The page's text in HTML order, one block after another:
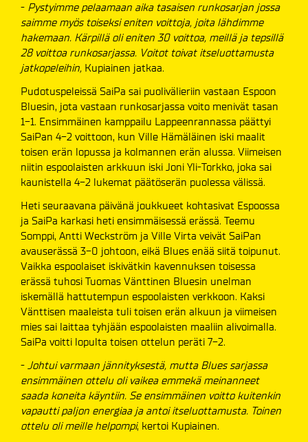
- Pystyimme pelaamaan aika tasaisen runkosarjan jossa
saimme myös toiseksi eniten voittoja, joita lähdimme
hakemaan. Kärpillä oli eniten 30 voittoa, meillä ja tepsillä
28 voittoa runkosarjassa. Voitot toivat itseluottamusta
jatkopeleihin, Kupiainen jatkaa.
Pudotuspeleissä SaiPa sai puolivälieriin vastaan Espoon
Bluesin, jota vastaan runkosarjassa voito menivät tasan
1-1. Ensimmäinen kamppailu Lappeenrannassa päättyi
SaiPan 4-2 voittoon, kun Ville Hämäläinen iski maalit
toisen erän lopussa ja kolmannen erän alussa. Viimeisen
niitin espoolaisten arkkuun iski Joni Yli-Torkko, joka sai
kaunistella 4-2 lukemat päätöserän puolessa välissä.
Heti seuraavana päivänä joukkueet kohtasivat Espoossa
ja SaiPa karkasi heti ensimmäisessä erässä. Teemu
Somppi, Antti Weckström ja Ville Virta veivät SaiPan
avauserässä 3-0 johtoon, eikä Blues enää siitä toipunut.
Vaikka espoolaiset iskivätkin kavennuksen toisessa
erässä tuhosi Tuomas Vänttinen Bluesin unelman
iskemällä hattutempun espoolaisten verkkoon. Kaksi
Vänttisen maaleista tuli toisen erän alkuun ja viimeisen
mies sai laittaa tyhjään espoolaisten maaliin alivoimalla.
SaiPa voitti lopulta toisen ottelun peräti 7-2.
- Johtui varmaan jännityksestä, mutta Blues sarjassa
ensimmäinen ottelu oli vaikea emmekä meinanneet
saada koneita käyntiin. Se ensimmäinen voitto kuitenkin
vapautti paljon energiaa ja antoi itseluottamusta. Toinen
ottelu oli meille helpompi, kertoi Kupiainen.